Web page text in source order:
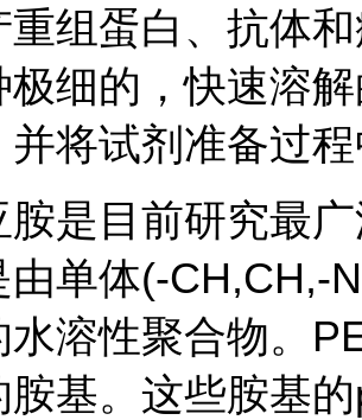
重组蛋白、抗体
极细的，快速溶
并将试剂准备过
胺是目前研究最
由单体(-CH,CH,-
水溶性聚合物。
胺基。这些胺基